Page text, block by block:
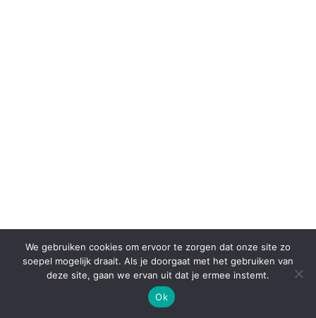
We gebruiken cookies om ervoor te zorgen dat onze site zo
soepel mogelijk draait. Als je doorgaat met het gebruiken van
deze site, gaan we ervan uit dat je ermee instemt.
Ok